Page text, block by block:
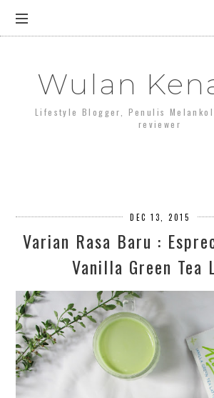
Wulan
Lifestyle Blogger, Penulis
reviewer
DEC 13, 2015
Varian Rasa Baru :
Vanilla Green Tea